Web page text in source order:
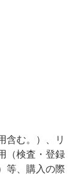
含む。）、リ
（検査・登録
等、購入の際